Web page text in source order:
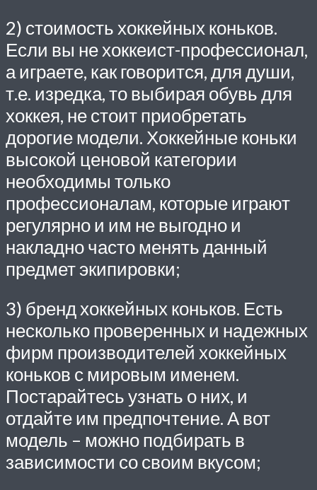
2) стоимость хоккейных коньков.
Если вы не хоккеист-профессионал,
а играете, как говорится, для души,
т.е. изредка, то выбирая обувь для
хоккея, не стоит приобретать
дорогие модели. Хоккейные коньки
высокой ценовой категории
необходимы только
профессионалам, которые играют
регулярно и им не выгодно и
накладно часто менять данный
предмет экипировки;
3) бренд хоккейных коньков. Есть
несколько проверенных и надежных
фирм производителей хоккейных
коньков с мировым именем.
Постарайтесь узнать о них, и
отдайте им предпочтение. А вот
модель – можно подбирать в
зависимости со своим вкусом;